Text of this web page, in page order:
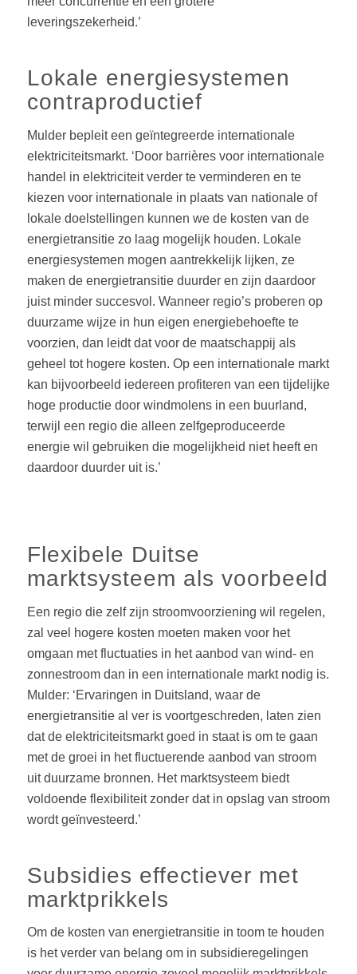
leveringszekerheid.’
Lokale energiesystemen
contraproductief
Mulder bepleit een geïntegreerde internationale
elektriciteitsmarkt. ‘Door barrières voor internationale
handel in elektriciteit verder te verminderen en te
kiezen voor internationale in plaats van nationale of
lokale doelstellingen kunnen we de kosten van de
energietransitie zo laag mogelijk houden. Lokale
energiesystemen mogen aantrekkelijk lijken, ze
maken de energietransitie duurder en zijn daardoor
juist minder succesvol. Wanneer regio’s proberen op
duurzame wijze in hun eigen energiebehoefte te
voorzien, dan leidt dat voor de maatschappij als
geheel tot hogere kosten. Op een internationale markt
kan bijvoorbeeld iedereen profiteren van een tijdelijke
hoge productie door windmolens in een buurland,
terwijl een regio die alleen zelfgeproduceerde
energie wil gebruiken die mogelijkheid niet heeft en
daardoor duurder uit is.’
Flexibele Duitse
marktsysteem als voorbeeld
Een regio die zelf zijn stroomvoorziening wil regelen,
zal veel hogere kosten moeten maken voor het
omgaan met fluctuaties in het aanbod van wind- en
zonnestroom dan in een internationale markt nodig is.
Mulder: ‘Ervaringen in Duitsland, waar de
energietransitie al ver is voortgeschreden, laten zien
dat de elektriciteitsmarkt goed in staat is om te gaan
met de groei in het fluctuerende aanbod van stroom
uit duurzame bronnen. Het marktsysteem biedt
voldoende flexibiliteit zonder dat in opslag van stroom
wordt geïnvesteerd.’
Subsidies effectiever met
marktprikkels
Om de kosten van energietransitie in toom te houden
is het verder van belang om in subsidieregelingen